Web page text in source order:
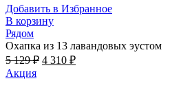
129 ₽.
Добавить в Избранное
В корзину
Рядом
Охапка из 13 лавандовых эустом
5 129₽ Первоначальная
4 310 ₽Текущая
Акция